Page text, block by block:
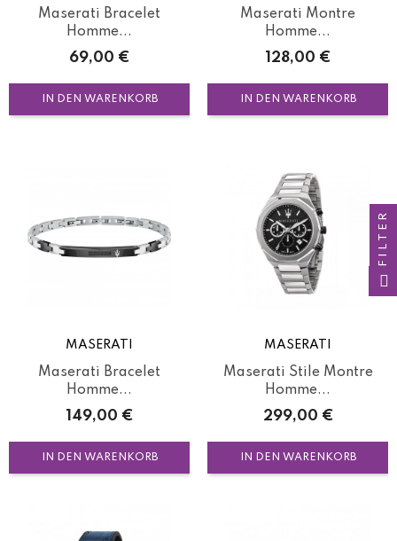
Maserati Bracelet
Homme...
Preis
69,00 €
IN DEN WARENKORB
Maserati Montre
Homme...
Preis
128,00 €
IN DEN WARENKORB
MASERATI
Maserati Bracelet
Homme...
Preis
149,00 €
IN DEN WARENKORB
MASERATI
Maserati Stile Montre
Homme...
Preis
299,00 €
IN DEN WARENKORB
FILTER